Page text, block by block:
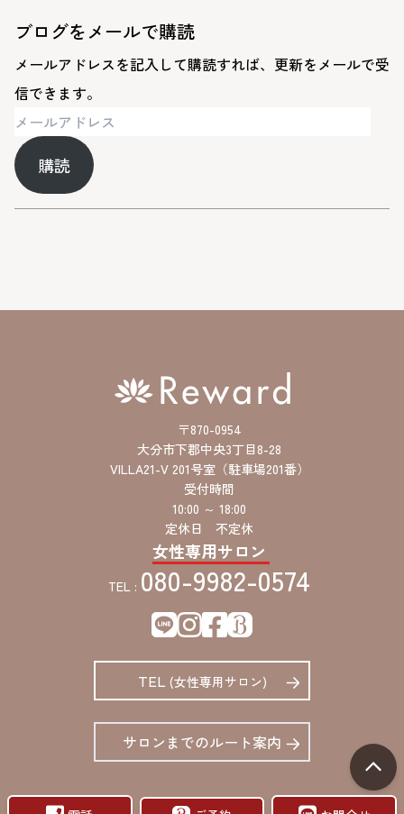
ブログをメールで購読
メールアドレスを記入して購読すれば、更新をメールで受
信できます。
メ
ー
ル
ア
購読
〒870-0954
大分市下郡中央3丁目8-28
VILLA21-V 201号室（駐車場201番）
受付時間
10:00 ～ 18:00
定休日 不定休
女性専用サロン
TEL : 080-9982-0574
TEL (女性専用サロン)
サロンまでのルート案内